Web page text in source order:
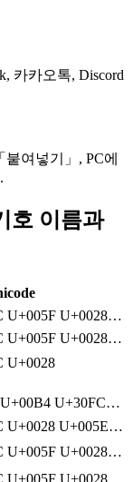
카카오톡, Discord
여넣기」, PC에
호 이름과
U+005F U+0028…
U+005F U+0028…
U+0028
U+30FC…
U+0028 U+005E…
U+005F U+0028…